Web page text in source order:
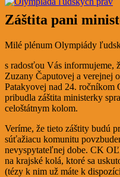
Záštita pani
Milé plénum Olympiády
s radosťou Vás informujeme,
Zuzany Čaputovej a verejnej
Patakyovej nad 24. ročníkom
pribudla záštita ministerky
celoštátnym kolom.
Veríme, že tieto záštity budú
súťažiacu komunitu
nevyspytateľnej dobe. CK
na krajské kolá, ktoré sa
(tézy k nim už máte k